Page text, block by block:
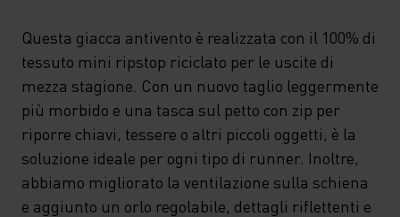
Questa giacca antivento è realizzata con il 100% di
tessuto mini ripstop riciclato per le uscite di
mezza stagione. Con un nuovo taglio leggermente
più morbido e una tasca sul petto con zip per
riporre chiavi, tessere o altri piccoli oggetti, è la
soluzione ideale per ogni tipo di runner. Inoltre,
abbiamo migliorato la ventilazione sulla schiena
e aggiunto un orlo regolabile, dettagli riflettenti e